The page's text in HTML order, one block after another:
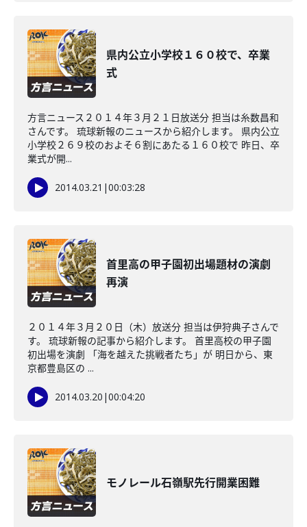
県内公立小学校１６０校で、卒業
式
方言ニュース２０１４年３月２１日放送分 担当は糸数昌和
さんです。 琉球新報のニュースから紹介します。 県内公立
小学校２６９校のおよそ６割にあたる１６０校で 昨日、卒
業式が開...
2014.03.21 |00:03:28
首里高の甲子園初出場題材の演劇
再演
２０１４年３月２０日（木）放送分 担当は伊狩典子さんで
す。 琉球新報の記事から紹介します。 首里高校の甲子園
初出場を演劇 「海を越えた挑戦者たち」が 明日から、東
京都豊島区の ...
2014.03.20 |00:04:20
モノレール石嶺駅先行開業困難